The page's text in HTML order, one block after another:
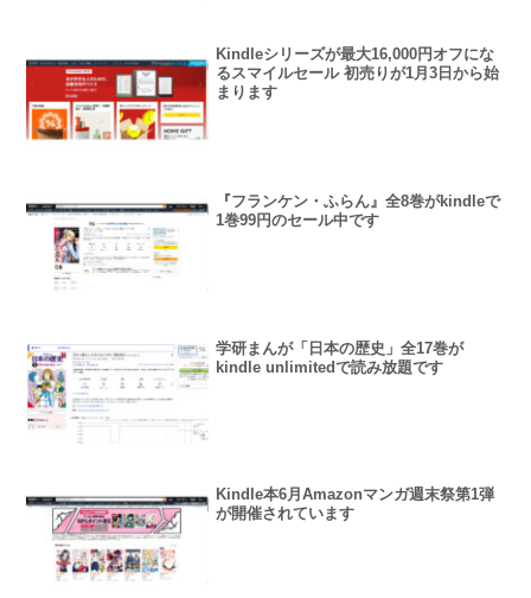
Kindleシリーズが最大16,000円オフにな
るスマイルセール 初売りが1月3日から始
まります
『フランケン・ふらん』全8巻がkindleで
1巻99円のセール中です
学研まんが「日本の歴史」全17巻が
kindle unlimitedで読み放題です
Kindle本6月Amazonマンガ週末祭第1弾
が開催されています